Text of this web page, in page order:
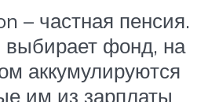
– частная пенсия.
выбирает фонд, на
аккумулируются
им из зарплаты